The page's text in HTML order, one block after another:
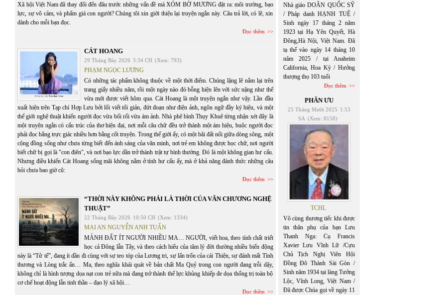
Xã hội Việt Nam đã thay đổi đến đâu trước những vấn đề mà XÓM BỜ MƯƠNG đặt ra: môi trường, bạo
lực, sự vô cảm, và phẩm giá con người? Chúng tôi xin giới thiệu lại truyện ngắn này. Câu trả lời, có lẽ, xin
dành cho mỗi bạn đọc.
Đọc thêm
CÁT HOANG
29 Tháng Bảy 2026 3:34 CH (Xem: 793)
PHẠM NGỌC LƯƠNG
Có những tác phẩm không thuộc về một thời điểm. Chúng lặng lẽ nằm lại trên
trang giấy nhiều năm, rồi một ngày nào đó bỗng hiện lên với sức nặng như thể
vừa mới được viết hôm qua. Cát Hoang là một truyện ngắn như vậy. Lần đầu
xuất hiện trên Tạp chí Hợp Lưu bởi lối viết tối giản, đứt đoạn như điện ảnh, ngôn ngữ đầy ký hiệu, và một
thế giới nghệ thuật khiến người đọc vừa bối rối vừa ám ảnh. Nhà phê bình Thụy Khuê từng nhận xét đây là
một truyện ngắn có cấu trúc của thơ hiện đại, nơi mỗi câu chữ đều trở thành một ám hiệu, buộc người đọc
phải đọc bằng trực giác nhiều hơn bằng cốt truyện. Trong thế giới ấy, có một bãi đất nổi giữa dòng sông, một
cộng đồng sống như chưa từng biết đến ánh sáng của văn minh, nơi trẻ em không được học chữ, nơi người
biết chữ bị gọi là "con điên", và nơi bạo lực dần trở thành trật tự bình thường. Đó là một không gian hư cấu.
Nhưng điều khiến Cát Hoang sống mãi không nằm ở tính hư cấu ấy, mà ở khả năng đánh thức những câu
hỏi chưa bao giờ cũ:
Đọc thêm
“THỜI NÀY KHÔNG PHẢI LÀ THỜI CỦA VĂN CHƯƠNG NGHỆ
THUẬT”
22 Tháng Bảy 2026 10:50 CH (Xem: 1334)
MAI AN NGUYỄN ANH TUẤN
MẢNH ĐẤT ÍT NGƯỜI NHIỀU MA… NGƯỜI, viết hoa, theo tính chất triết
học cả Đông lẫn Tây, và theo cách hiểu của tâm lý đời thường nhiều biến động
này là “Tử tế”, đang ít dần đi cùng với sự teo tóp của Lương tri, sự lẩn trốn của cái Thiện, sự đánh mất Tình
thương và Lòng trắc ẩn… Ma, theo nghĩa khái quát về bản chất Ma Quỷ trong con người đang trỗi dậy,
không chỉ là hình tượng dọa nạt con trẻ nữa mà đang trở thành thế lực khủng khiếp đe dọa thống trị toàn bộ
cơ chế hoạt động lẫn tinh thần – đạo lý xã hội…
Đọc thêm
Nhà giáo DOÃN QUỐC SỸ
/ Pháp danh HẠNH TUỆ /
Sinh ngày 17 tháng 2 năm
1923 tại Hạ Yên Quyết, Hà
Đông,Hà Nội, Việt Nam. Đã
tạ thế vào ngày 14 tháng 10
năm 2025 / tại Anaheim
California, Hoa Kỳ / Hưởng
thượng thọ 103 tuổi
Đọc thêm
PHÂN ƯU
25 Tháng Mười 2025 1:53
SA (Xem: 8158)
TCHL
Vô cùng thương tiếc khi được
tin thân phụ của bạn Lưu
Thanh Nga: Cụ Francis
Xavier Lưu Vĩnh Lữ /Cựu
Chủ Tịch Nghị Viên Hội
Đồng Đô Thành Sài Gòn /
Sinh năm 1934 tại làng Tưởng
Lộc, Vĩnh Long, Việt Nam /
Đã được Chúa gọi về ngày 11